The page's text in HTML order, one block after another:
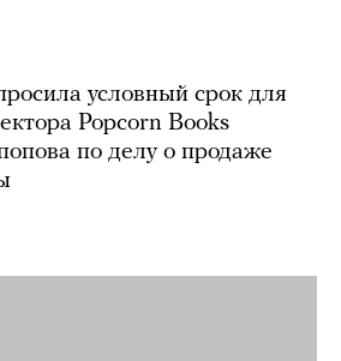
условный срок для
Popcorn Books
по делу о продаже